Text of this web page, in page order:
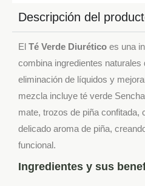
Descripción del
El Té Verde Diurético es una
combina ingredientes
eliminación de líquidos y
mezcla incluye té verde
mate, trozos de piña confitada,
delicado aroma de piña,
funcional.
Ingredientes y sus